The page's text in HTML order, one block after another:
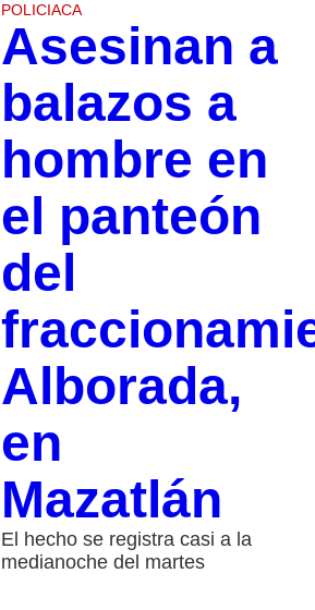
POLICIACA
Asesinan a
balazos a
hombre en
el panteón
del
Alborada,
en
Mazatlán
El hecho se registra casi a la
medianoche del martes